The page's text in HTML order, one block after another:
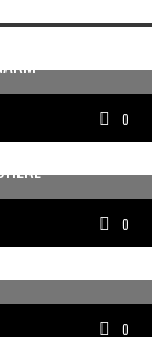
0
0
FACE AUX
0